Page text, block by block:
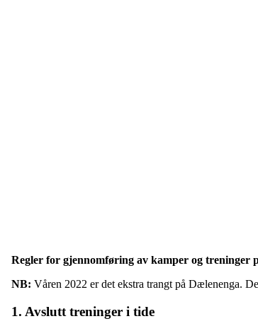
Regler for gjennomføring av kamper og treninger
NB: Våren 2022 er det ekstra trangt på Dælenenga.
1. Avslutt treninger i tide